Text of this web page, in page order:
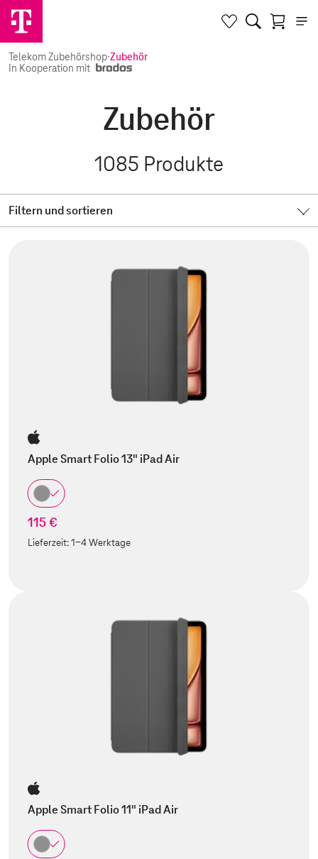
Telekom Zubehörshop·Zubehör
In Kooperation mit
Zubehör
1085 Produkte
Filtern und sortieren
Apple Smart Folio 13" iPad Air
115 €
Lieferzeit:1-4 Werktage
Apple Smart Folio 11" iPad Air